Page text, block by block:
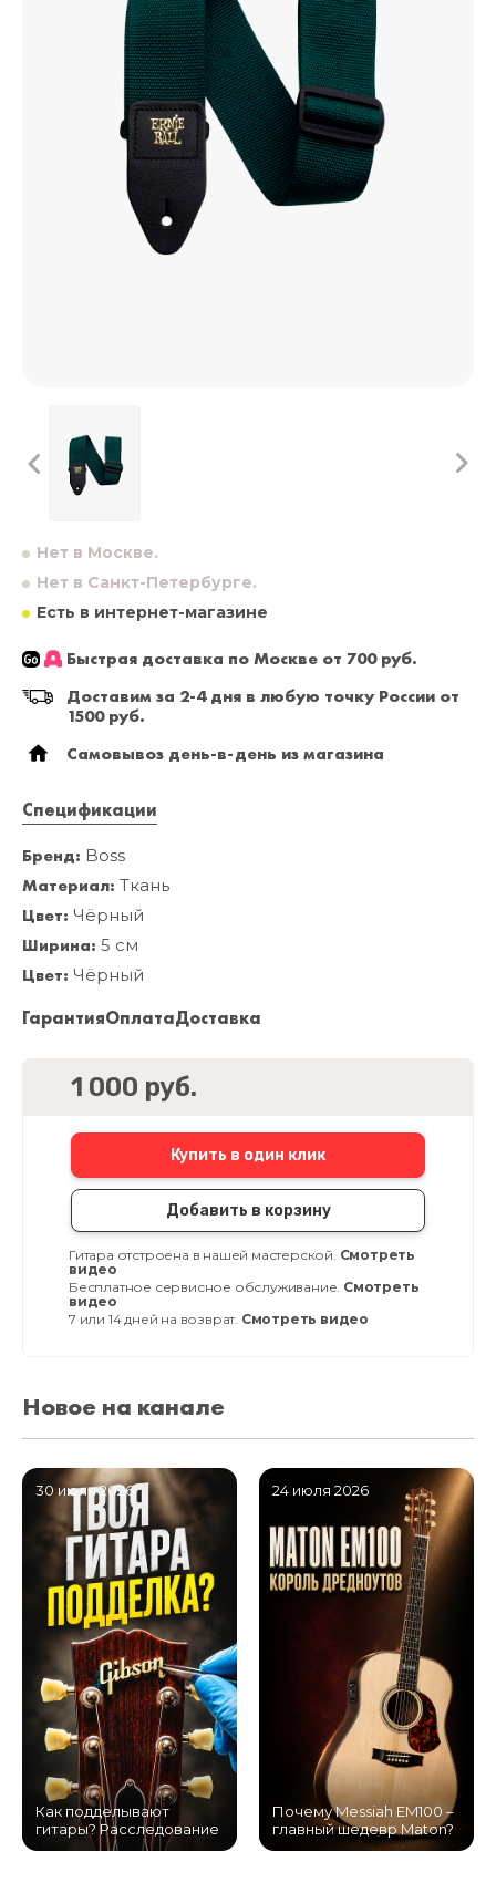
Нет в Москве.
Нет в Санкт-Петербурге.
Есть в интернет-магазине
Быстрая доставка по Москве от 700 руб.
Доставим за 2-4 дня в любую точку России от
1500 руб.
Самовывоз день-в-день из магазина
Спецификации
Бренд: Boss
Материал: Ткань
Цвет: Чёрный
Ширина: 5 см
Цвет: Чёрный
ГарантияОплатаДоставка
1 000 руб.
Купить в один клик
Добавить в корзину
Гитара отстроена в нашей мастерской. Смотреть
видео
Бесплатное сервисное обслуживание. Смотреть
видео
7 или 14 дней на возврат. Смотреть видео
Новое на канале
30 июля 2026
Как подделывают
гитары? Расследование
24 июля 2026
Почему Messiah EM100 –
главный шедевр Maton?